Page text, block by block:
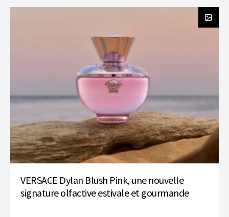
VERSACE Dylan Blush Pink, une nouvelle
signature olfactive estivale et gourmande